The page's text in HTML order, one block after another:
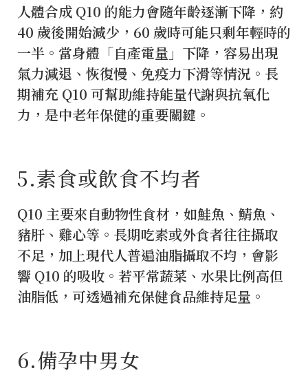
人體合成 Q10 的能力會隨年齡逐漸下降，約
40 歲後開始減少，60 歲時可能只剩年輕時的
一半。當身體「自產電量」下降，容易出現
氣力減退、恢復慢、免疫力下滑等情況。長
期補充 Q10 可幫助維持能量代謝與抗氧化
力，是中老年保健的重要關鍵。
5️.素食或飲食不均者
Q10 主要來自動物性食材，如鮭魚、鯖魚、
豬肝、雞心等。長期吃素或外食者往往攝取
不足，加上現代人普遍油脂攝取不均，會影
響 Q10 的吸收。若平常蔬菜、水果比例高但
油脂低，可透過補充保健食品維持足量。
6️.備孕中男女